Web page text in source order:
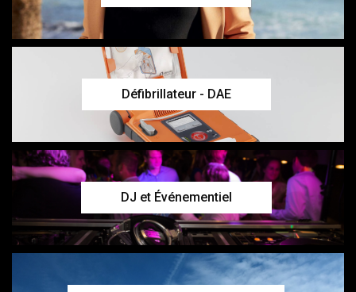
Défibrillateur - DAE
DJ et Événementiel